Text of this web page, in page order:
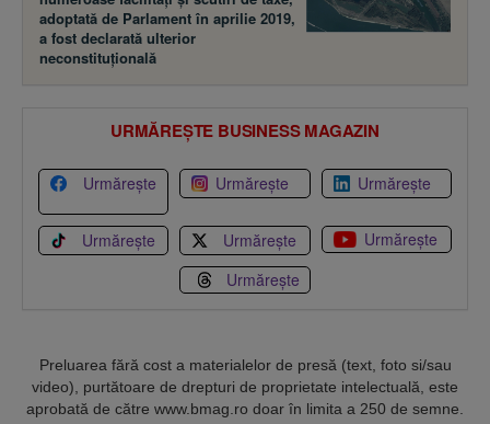
adoptată de Parlament în aprilie 2019,
a fost declarată ulterior
neconstituţională
URMĂREȘTE BUSINESS MAGAZIN
Urmărește Urmărește Urmărește
Urmărește Urmărește
Urmărește
Urmărește
Preluarea fără cost a materialelor de presă (text, foto si/sau
video), purtătoare de drepturi de proprietate intelectuală, este
aprobată de către www.bmag.ro doar în limita a 250 de semne.